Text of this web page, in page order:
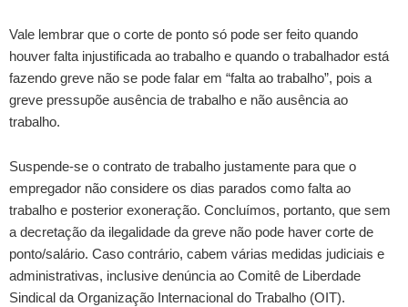
Vale lembrar que o corte de ponto só pode ser feito quando
houver falta injustificada ao trabalho e quando o trabalhador está
fazendo greve não se pode falar em “falta ao trabalho”, pois a
greve pressupõe ausência de trabalho e não ausência ao
trabalho.
Suspende-se o contrato de trabalho justamente para que o
empregador não considere os dias parados como falta ao
trabalho e posterior exoneração. Concluímos, portanto, que sem
a decretação da ilegalidade da greve não pode haver corte de
ponto/salário. Caso contrário, cabem várias medidas judiciais e
administrativas, inclusive denúncia ao Comitê de Liberdade
Sindical da Organização Internacional do Trabalho (OIT).